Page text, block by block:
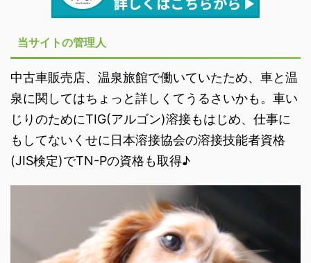
当サイトの管理人
中古車販売店、温泉旅館で働いていたため、車と温
泉に関してはちょっと詳しくてうるさいかも。車い
じりのためにTIG(アルゴン)溶接もはじめ、仕事に
もしてないくせに日本溶接協会の溶接技能者資格
(JIS検定)でTN-Pの資格も取得♪